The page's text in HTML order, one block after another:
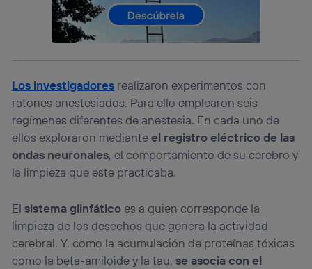
Los investigadores realizaron experimentos con
ratones anestesiados. Para ello emplearon seis
regímenes diferentes de anestesia. En cada uno de
ellos exploraron medianteel registro eléctrico de las
ondas neuronales, el comportamiento de su cerebro y
la limpieza que este practicaba.
Elsistema glinfáticoes a quien corresponde la
limpieza de los desechos que genera la actividad
cerebral. Y, como la acumulación de proteínas tóxicas
como la beta-amiloide y la tau,se asocia con el
identificador. Típicamente:
Si utilizas una
conexión de banda ancha
(p. ej., Wi-Fi),
el marketing o análisis se realizará en función de las
actividades de navegación de los miembros del hogar
Si utilizasdatos móviles, el marketing será más
personalizado, ya que se basará únicamente en la
navegación del usuario del móvil.
Puedes gestionar los consentimientos Utiq seleccionando
“Administrar Utiq” en la parte inferior de esta página web o
portal de privacidad de Utiq
(“consenthub”). Para más información, consulta